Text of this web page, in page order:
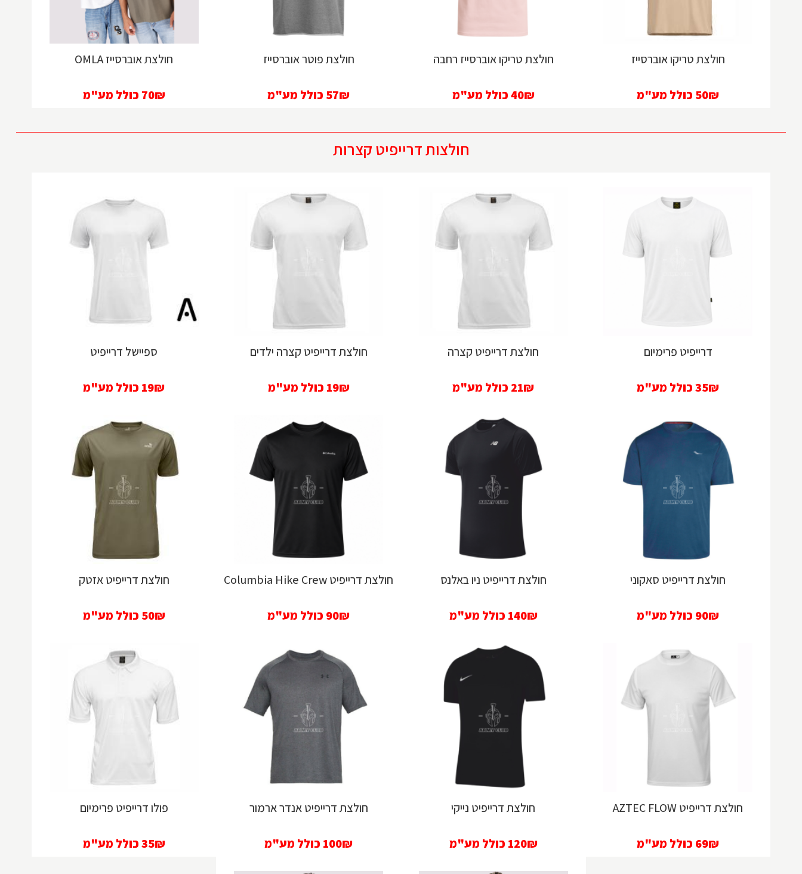
חולצת טריקו אוברסייז
50₪ כולל מע"מ
חולצת טריקו אוברסייז רחבה
40₪כולל מע"מ
חולצת פוטר אוברסייז
57₪ כולל מע"מ
חולצת אוברסייז OMLA
70₪ כולל מע"מ
חולצות דרייפיט קצרות
דרייפיט פרימיום
35₪ כולל מע"מ
חולצת דרייפיט קצרה
21₪ כולל מע"מ
חולצת דרייפיט קצרה ילדים
19₪ כולל מע"מ
ספיישל דרייפיט
19₪ כולל מע"מ
חולצת דרייפיט סאקוני
90₪ כולל מע"מ
חולצת דרייפיט ניו באלנס
140₪ כולל מע"מ
חולצת דרייפיט Columbia Hike Crew
90₪ כולל מע"מ
חולצת דרייפיט אזטק
50₪ כולל מע"מ
חולצת דרייפיט AZTEC FLOW
69₪ כולל מע"מ
חולצת דרייפיט נייקי
120₪ כולל מע"מ
חולצת דרייפיט אנדר ארמור
100₪ כולל מע"מ
פולו דרייפיט פרימיום
35₪כולל מע"מ